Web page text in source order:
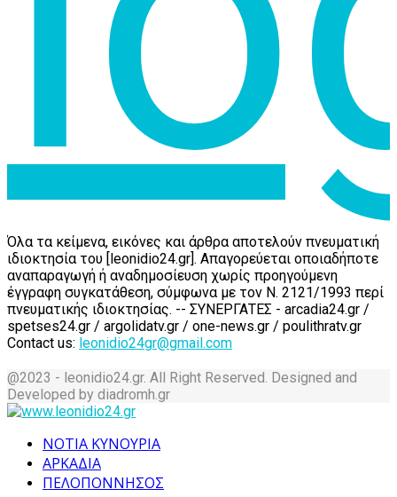
Όλα τα κείμενα, εικόνες και άρθρα αποτελούν πνευματική
ιδιοκτησία του [leonidio24.gr]. Απαγορεύεται οποιαδήποτε
αναπαραγωγή ή αναδημοσίευση χωρίς προηγούμενη
έγγραφη συγκατάθεση, σύμφωνα με τον Ν. 2121/1993 περί
πνευματικής ιδιοκτησίας. -- ΣΥΝΕΡΓΑΤΕΣ - arcadia24.gr /
spetses24.gr / argolidatv.gr / one-news.gr / poulithratv.gr
Contact us: leonidio24gr@gmail.com
@2023 - leonidio24.gr. All Right Reserved. Designed and
Developed by diadromh.gr
ΝΟΤΙΑ ΚΥΝΟΥΡΙΑ
ΑΡΚΑΔΙΑ
ΠΕΛΟΠΟΝΝΗΣΟΣ